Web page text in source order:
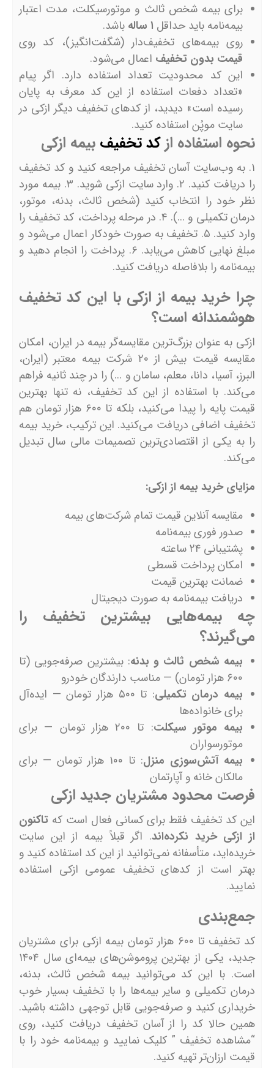
برای بیمه شخص ثالث و موتورسیکلت، مدت اعتبار
بیمه‌نامه باید حداقل ۱ ساله
باشد.
روی بیمه‌های تخفیف‌دار (شگفت‌انگیز)، کد روی
قیمت بدون تخفیف اعمال می‌شود.
این کد محدودیت تعداد استفاده دارد. اگر پیام
«تعداد دفعات استفاده از این کد معرف به پایان
رسیده است» دیدید، از کدهای تخفیف دیگر ازکی در
سایت موپُن استفاده کنید.
نحوه استفاده ازکد تخفیف بیمه ازکی
۱. به وب‌سایت آسان تخفیف مراجعه کنید و کد تخفیف
را دریافت کنید. ۲. وارد سایت ازکی شوید. ۳. بیمه مورد
نظر خود را انتخاب کنید (شخص ثالث، بدنه، موتور،
درمان تکمیلی و …). ۴. در مرحله پرداخت، کد تخفیف را
وارد کنید. ۵. تخفیف به صورت خودکار اعمال می‌شود و
مبلغ نهایی کاهش می‌یابد. ۶. پرداخت را انجام دهید و
بیمه‌نامه را بلافاصله دریافت کنید.
چرا خرید بیمه از ازکی با این کد تخفیف
هوشمندانه است؟
ازکی به عنوان بزرگ‌ترین مقایسه‌گر بیمه در ایران، امکان
مقایسه قیمت بیش از ۲۰ شرکت بیمه معتبر (ایران،
البرز، آسیا، دانا، معلم، سامان و …) را در چند ثانیه فراهم
می‌کند. با استفاده از این کد تخفیف، نه تنها بهترین
قیمت پایه را پیدا می‌کنید، بلکه تا ۶۰۰ هزار تومان هم
تخفیف اضافی دریافت می‌کنید. این ترکیب، خرید بیمه
را به یکی از اقتصادی‌ترین تصمیمات مالی سال تبدیل
می‌کند.
مزایای خرید بیمه از ازکی:
مقایسه آنلاین قیمت تمام شرکت‌های بیمه
صدور فوری بیمه‌نامه
پشتیبانی ۲۴ ساعته
امکان پرداخت قسطی
ضمانت بهترین قیمت
دریافت بیمه‌نامه به صورت دیجیتال
چه بیمه‌هایی بیشترین تخفیف را
می‌گیرند؟
بیمه شخص ثالث و بدنه: بیشترین صرفه‌جویی (تا
۶۰۰ هزار تومان) — مناسب دارندگان خودرو
بیمه درمان تکمیلی
: تا ۵۰۰ هزار تومان — ایده‌آل
برای خانواده‌ها
بیمه موتور سیکلت
: تا ۲۰۰ هزار تومان — برای
موتورسواران
بیمه آتش‌سوزی منزل
: تا ۱۰۰ هزار تومان — برای
مالکان خانه و آپارتمان
فرصت محدود مشتریان جدید ازکی
این کد تخفیف فقط برای کسانی فعال است که تاکنون
از ازکی خرید نکرده‌اند. اگر قبلاً بیمه از این سایت
خریده‌اید، متأسفانه نمی‌توانید از این کد استفاده کنید و
بهتر است از کدهای تخفیف عمومی ازکی استفاده
نمایید.
جمع‌بندی
کد تخفیف تا ۶۰۰ هزار تومان بیمه ازکی برای مشتریان
جدید، یکی از بهترین پروموشن‌های بیمه‌ای سال ۱۴۰۴
است. با این کد می‌توانید بیمه شخص ثالث، بدنه،
درمان تکمیلی و سایر بیمه‌ها را با تخفیف بسیار خوب
خریداری کنید و صرفه‌جویی قابل توجهی داشته باشید.
همین حالا کد را از آسان تخفیف دریافت کنید، روی
“مشاهده تخفیف ” کلیک نمایید و بیمه‌نامه خود را با
قیمت ارزان‌تر تهیه کنید.